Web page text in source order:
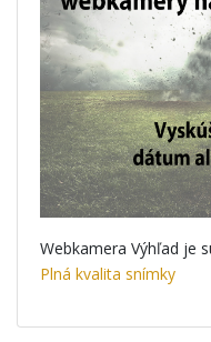
Webkamera Výhľad je
Plná kvalita snímky